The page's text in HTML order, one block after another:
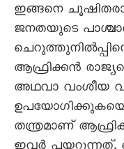
ഇങ്ങനെ
ജനതയുടെ
ആഫ്രിക്കൻ
അഥവാ വംശീയ
തന്ത്രമാണ്